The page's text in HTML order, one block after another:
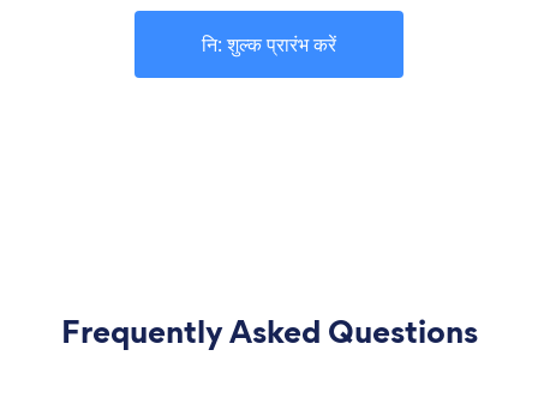
नि: शुल्क प्रारंभ करें
Frequently Asked Questions